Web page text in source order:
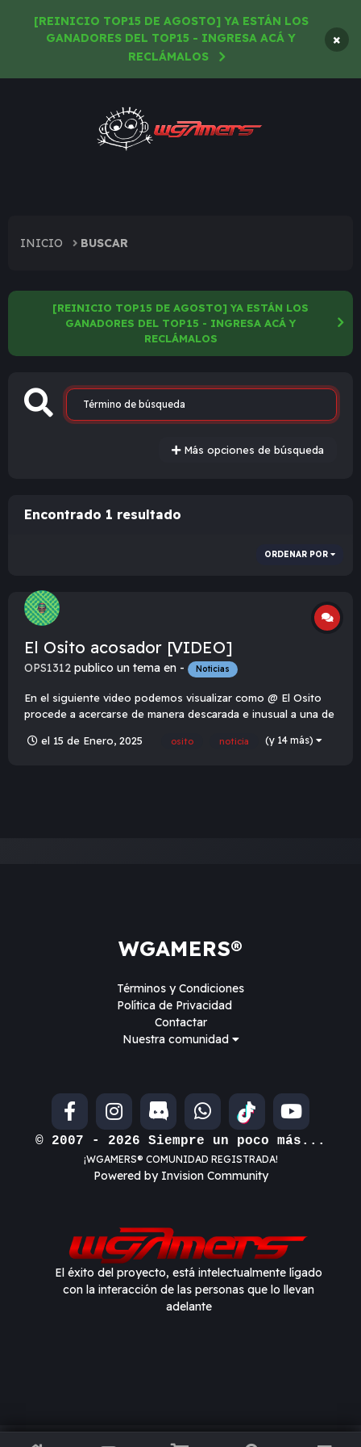
[REINICIO TOP15 DE AGOSTO] YA ESTÁN LOS
GANADORES DEL TOP15 - INGRESA ACÁ Y
RECLÁMALOS
×
INICIO BUSCAR
[REINICIO TOP15 DE AGOSTO] YA ESTÁN LOS
GANADORES DEL TOP15 - INGRESA ACÁ Y
RECLÁMALOS
Más opciones de búsqueda
Encontrado 1 resultado
ORDENAR POR
El Osito acosador [VIDEO]
OPS1312 publico un tema en - Noticias
En el siguiente video podemos visualizar como @ El Osito
procede a acercarse de manera descarada e inusual a una de
la zona, de tal manera como se ve en el video este esta en
el 15 de Enero, 2025 osito noticia (y 14 más)
WGAMERS®
Términos y Condiciones
Política de Privacidad
Contactar
Nuestra comunidad
© 2007 - 2026 Siempre un poco más...
¡WGAMERS® COMUNIDAD REGISTRADA!
Powered by Invision Community
El éxito del proyecto, está intelectualmente lígado
con la interacción de las personas que lo llevan
adelante